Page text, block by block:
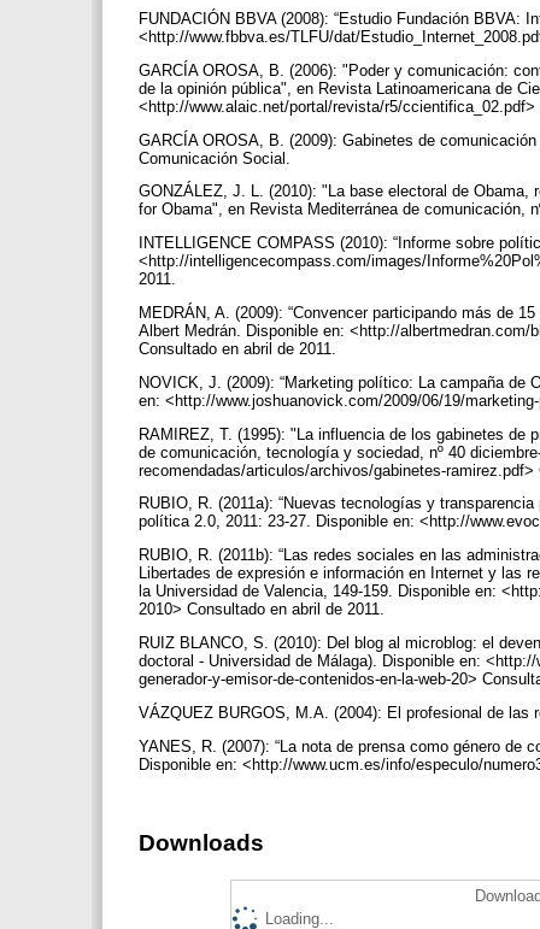
FUNDACIÓN BBVA (2008): “Estudio Fundación BBVA:
<http://www.fbbva.es/TLFU/dat/
GARCÍA OROSA, B. (2006): "Poder y comunicación:
de la opinión pública", en Revista Latinoamericana de
<http://www.alaic.net/portal/revista/r5/
GARCÍA OROSA, B. (2009): Gabinetes de
Comunicación Social.
GONZÁLEZ, J. L. (2010): "La base electoral de
for Obama", en Revista Mediterránea de comunicación,
INTELLIGENCE COMPASS (2010): “Informe sobre
<http://intelligencecompass.com/images/
2011.
MEDRÁN, A. (2009): “Convencer participando más de
Albert Medrán. Disponible en: <http://albertmedran.com/
Consultado en abril de 2011.
NOVICK, J. (2009): “Marketing político: La campaña de
en: <http://www.joshuanovick.com/2009/06/19/
RAMIREZ, T. (1995): "La influencia de los gabinetes de
de comunicación, tecnología y sociedad, nº 40
recomendadas/articulos/archivos/gabinetes-
RUBIO, R. (2011a): “Nuevas tecnologías y
política 2.0, 2011: 23-27. Disponible en: <http://
RUBIO, R. (2011b): “Las redes sociales en las
Libertades de expresión e información en Internet y las
la Universidad de Valencia, 149-159. Disponible en:
2010> Consultado en abril de 2011.
RUIZ BLANCO, S. (2010): Del blog al microblog: el
doctoral - Universidad de Málaga). Disponible en:
generador-y-emisor-de-contenidos-en-la-web-20>
VÁZQUEZ BURGOS, M.A. (2004): El profesional de
YANES, R. (2007): “La nota de prensa como género de
Disponible en: <http://www.ucm.es/info/especulo/
Downloads
Loading...